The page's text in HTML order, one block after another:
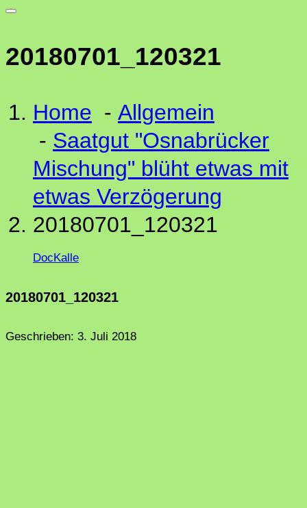
20180701_120321
Home - Allgemein
- Saatgut "Osnabrücker
Mischung" blüht etwas mit
etwas Verzögerung
20180701_120321
DocKalle
20180701_120321
Geschrieben: 3. Juli 2018